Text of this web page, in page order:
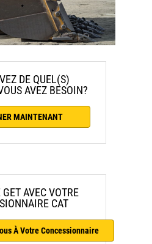
DE QUEL(S)
AVEZ BESOIN?
MAINTENANT
AVEC VOTRE
CAT
À Votre Concessionnaire